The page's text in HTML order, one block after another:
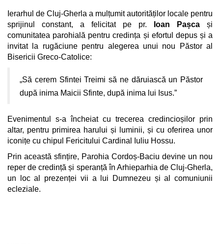
Ierarhul de Cluj-Gherla a mulțumit autorităților locale pentru
sprijinul constant, a felicitat pe pr.
Ioan Pașca și
comunitatea parohială pentru credința și efortul depus și a
invitat la rugăciune pentru alegerea unui nou Păstor al
Bisericii Greco-Catolice:
„Să cerem Sfintei Treimi să ne dăruiască un Păstor
după inima Maicii Sfinte, după inima lui Isus.”
Evenimentul s-a încheiat cu trecerea credincioșilor prin
altar, pentru primirea harului și luminii, și cu oferirea unor
iconițe cu chipul Fericitului Cardinal Iuliu Hossu.
Prin această sfințire, Parohia Cordoș-Baciu devine un nou
reper de credință și speranță în Arhieparhia de Cluj-Gherla,
un loc al prezenței vii a lui Dumnezeu și al comuniunii
ecleziale.